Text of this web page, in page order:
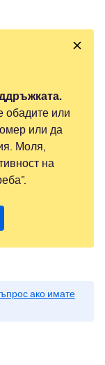
обадите или
или да
Моля,
на
ако имате